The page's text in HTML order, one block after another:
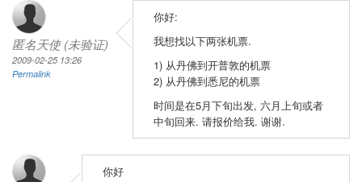
匿名天使 (未验证)
2009-02-25 13:26
Permalink
你好:
我想找以下两张机票.
1) 从丹佛到开普敦的机票
2) 从丹佛到悉尼的机票
时间是在5月下旬出发, 六月上旬或者
中旬回来. 请报价给我. 谢谢.
你好